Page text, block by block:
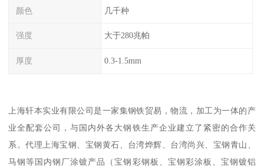
颜色 几千种
强度 大于280兆帕
厚度 0.3-1.5mm
上海轩本实业有限公司是一家集钢铁贸易，物流，加工为一体的产
业全配套公司，与国内外各大钢铁生产企业建立了紧密的合作关
系。代理上海宝钢、宝钢黄石、台湾烨辉、台湾尚兴、宝钢青山、
马钢等国内钢厂涂镀产品（宝钢彩钢板、宝钢彩涂板、宝钢镀铝